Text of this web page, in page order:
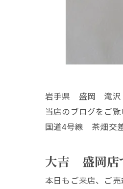
岩手県 盛岡 滝
当店のブログをご
国道4号線 茶畑交
大吉 盛岡
本日もご来店、ご